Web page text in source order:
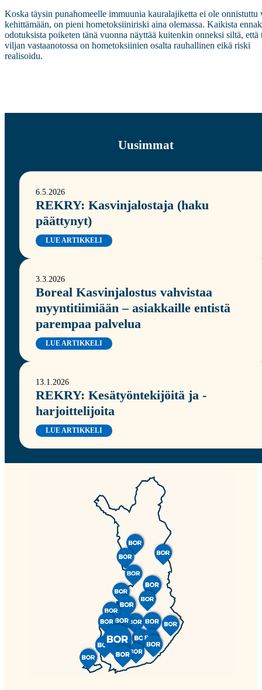
Koska täysin punahomeelle immuunia kauralajiketta ei ole onnistuttu
kehittämään, on pieni hometoksiiniriski aina olemassa. Kaikista
odotuksista poiketen tänä vuonna näyttää kuitenkin onneksi siltä, että
viljan vastaanotossa on hometoksiinien osalta rauhallinen eikä riski
realisoidu.
Uusimmat
6.5.2026
REKRY: Kasvinjalostaja (haku
päättynyt)
LUE ARTIKKELI
3.3.2026
Boreal Kasvinjalostus vahvistaa
myyntitiimiään – asiakkaille entistä
parempaa palvelua
LUE ARTIKKELI
13.1.2026
REKRY: Kesätyöntekijöitä ja -
harjoittelijoita
LUE ARTIKKELI